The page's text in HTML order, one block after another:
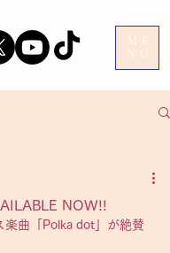
ME
NU
NOW!!
楽曲「Polka dot」が絶賛